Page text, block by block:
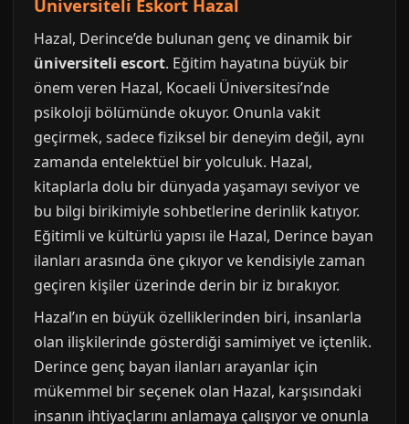
Üniversiteli Eskort Hazal
Hazal, Derince’de bulunan genç ve dinamik bir
üniversiteli escort. Eğitim hayatına büyük bir
önem veren Hazal, Kocaeli Üniversitesi’nde
psikoloji bölümünde okuyor. Onunla vakit
geçirmek, sadece fiziksel bir deneyim değil, aynı
zamanda entelektüel bir yolculuk. Hazal,
kitaplarla dolu bir dünyada yaşamayı seviyor ve
bu bilgi birikimiyle sohbetlerine derinlik katıyor.
Eğitimli ve kültürlü yapısı ile Hazal, Derince bayan
ilanları arasında öne çıkıyor ve kendisiyle zaman
geçiren kişiler üzerinde derin bir iz bırakıyor.
Hazal’ın en büyük özelliklerinden biri, insanlarla
olan ilişkilerinde gösterdiği samimiyet ve içtenlik.
Derince genç bayan ilanları arayanlar için
mükemmel bir seçenek olan Hazal, karşısındaki
insanın ihtiyaçlarını anlamaya çalışıyor ve onunla